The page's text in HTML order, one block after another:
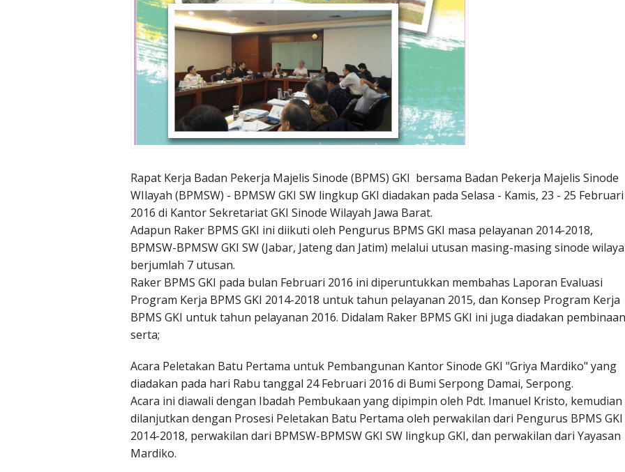
Rapat Kerja Badan Pekerja Majelis Sinode (BPMS) GKI bersama Badan Pekerja Majelis Sinode
WIlayah (BPMSW) - BPMSW GKI SW lingkup GKI diadakan pada Selasa - Kamis, 23 - 25 Februari
2016 di Kantor Sekretariat GKI Sinode Wilayah Jawa Barat.
Adapun Raker BPMS GKI ini diikuti oleh Pengurus BPMS GKI masa pelayanan 2014-2018,
BPMSW-BPMSW GKI SW (Jabar, Jateng dan Jatim) melalui utusan masing-masing sinode
berjumlah 7 utusan.
Raker BPMS GKI pada bulan Februari 2016 ini diperuntukkan membahas Laporan Evaluasi
Program Kerja BPMS GKI 2014-2018 untuk tahun pelayanan 2015, dan Konsep Program Kerja
BPMS GKI untuk tahun pelayanan 2016. Didalam Raker BPMS GKI ini juga diadakan
serta;
Acara Peletakan Batu Pertama untuk Pembangunan Kantor Sinode GKI "Griya Mardiko" yang
diadakan pada hari Rabu tanggal 24 Februari 2016 di Bumi Serpong Damai, Serpong.
Acara ini diawali dengan Ibadah Pembukaan yang dipimpin oleh Pdt. Imanuel Kristo, kemudian
dilanjutkan dengan Prosesi Peletakan Batu Pertama oleh perwakilan dari Pengurus BPMS GKI
2014-2018, perwakilan dari BPMSW-BPMSW GKI SW lingkup GKI, dan perwakilan dari Yayasan
Mardiko.